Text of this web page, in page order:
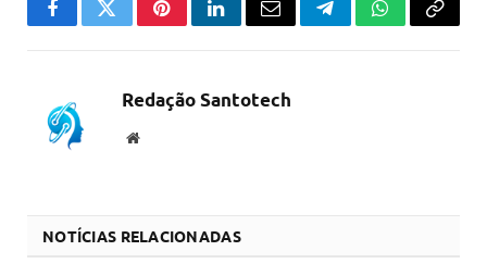
FacebookTwitterPinterestLinkedInEmail TelegramWhatsApp
Copiar
Redação Santotech
Website
NOTÍCIAS RELACIONADAS